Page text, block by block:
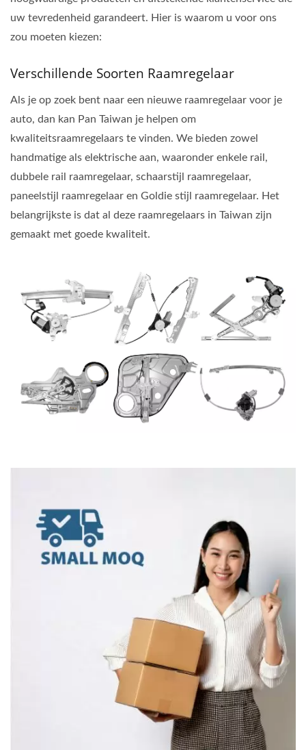
uw tevredenheid garandeert. Hier is waarom u voor ons
zou moeten kiezen:
Verschillende Soorten Raamregelaar
Als je op zoek bent naar een nieuwe raamregelaar voor je
auto, dan kan Pan Taiwan je helpen om
kwaliteitsraamregelaars te vinden. We bieden zowel
handmatige als elektrische aan, waaronder enkele rail,
dubbele rail raamregelaar, schaarstijl raamregelaar,
paneelstijl raamregelaar en Goldie stijl raamregelaar. Het
belangrijkste is dat al deze raamregelaars in Taiwan zijn
gemaakt met goede kwaliteit.